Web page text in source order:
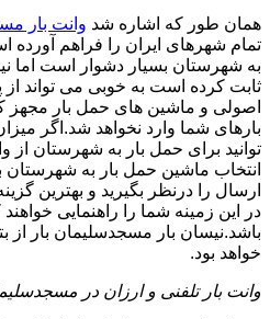
همان طور که اشاره شد وانت بار
تمام شهرهای ایران را فراهم آورده
به شهرستان بسیار دشوار است اما
ثابت کرده است به خوبی می تواند از
اصولی و ماشین های حمل بار مجهز
بارهای شما وارد نخواهد شد.اگر
توانید برای حمل بار به شهرستان از
انتخاب ماشین حمل بار به
ارسال را درنظر بگیرید و بهترین
در این زمینه شما را راهنمایی
باشد.نیسان بار مسجدسلیمان بار از
خواهد بود.
وانت بار تلفنی و ارزان در